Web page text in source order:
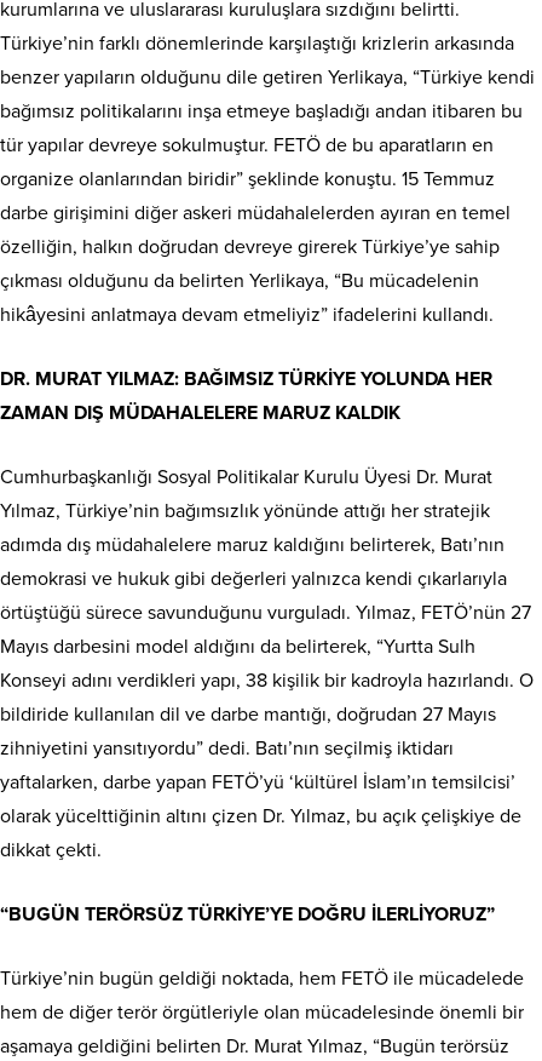
kurumlarına ve uluslararası kuruluşlara sızdığını belirtti.
Türkiye’nin farklı dönemlerinde karşılaştığı krizlerin arkasında
benzer yapıların olduğunu dile getiren Yerlikaya, “Türkiye kendi
bağımsız politikalarını inşa etmeye başladığı andan itibaren bu
tür yapılar devreye sokulmuştur. FETÖ de bu aparatların en
organize olanlarından biridir” şeklinde konuştu. 15 Temmuz
darbe girişimini diğer askeri müdahalelerden ayıran en temel
özelliğin, halkın doğrudan devreye girerek Türkiye’ye sahip
çıkması olduğunu da belirten Yerlikaya, “Bu mücadelenin
hikâyesini anlatmaya devam etmeliyiz” ifadelerini kullandı.
DR. MURAT YILMAZ: BAĞIMSIZ TÜRKİYE YOLUNDA HER
ZAMAN DIŞ MÜDAHALELERE MARUZ KALDIK
Cumhurbaşkanlığı Sosyal Politikalar Kurulu Üyesi Dr. Murat
Yılmaz, Türkiye’nin bağımsızlık yönünde attığı her stratejik
adımda dış müdahalelere maruz kaldığını belirterek, Batı’nın
demokrasi ve hukuk gibi değerleri yalnızca kendi çıkarlarıyla
örtüştüğü sürece savunduğunu vurguladı. Yılmaz, FETÖ’nün 27
Mayıs darbesini model aldığını da belirterek, “Yurtta Sulh
Konseyi adını verdikleri yapı, 38 kişilik bir kadroyla hazırlandı. O
bildiride kullanılan dil ve darbe mantığı, doğrudan 27 Mayıs
zihniyetini yansıtıyordu” dedi. Batı’nın seçilmiş iktidarı
yaftalarken, darbe yapan FETÖ’yü ‘kültürel İslam’ın temsilcisi’
olarak yücelttiğinin altını çizen Dr. Yılmaz, bu açık çelişkiye de
dikkat çekti.
“BUGÜN TERÖRSÜZ TÜRKİYE’YE DOĞRU İLERLİYORUZ”
Türkiye’nin bugün geldiği noktada, hem FETÖ ile mücadelede
hem de diğer terör örgütleriyle olan mücadelesinde önemli bir
aşamaya geldiğini belirten Dr. Murat Yılmaz, “Bugün terörsüz